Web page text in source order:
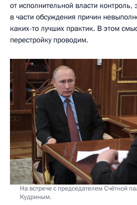
от исполнительной власти
в части обсуждения причин
каких-то лучших практик. В этом
перестройку проводим.
На встрече с председателем Счётной
Кудриным.